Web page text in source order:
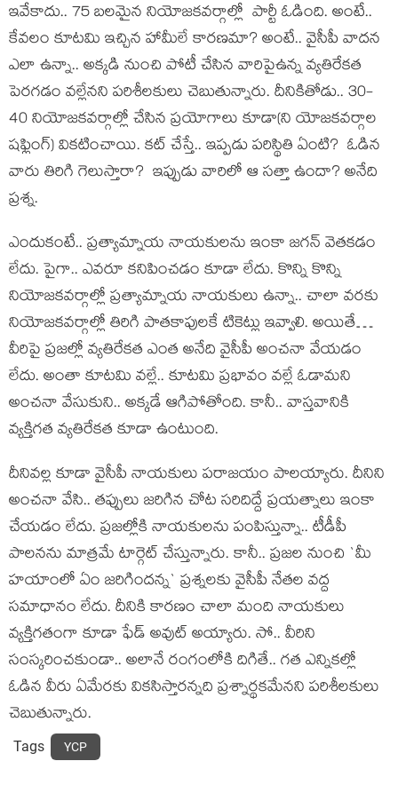
ఇవేకాదు.. 75 బ‌ల‌మైన నియోజ‌క‌వ‌ర్గాల్లో పార్టీ ఓడింది. అంటే..
కేవ‌లం కూట‌మి ఇచ్చిన హామీలే కార‌ణమా? అంటే.. వైసీపీ వాద‌న
ఎలా ఉన్నా.. అక్క‌డి నుంచి పోటీ చేసిన వారిపైఉన్న వ్య‌తిరేక‌త
పెర‌గ‌డం వ‌ల్లేన‌ని ప‌రిశీల‌కులు చెబుతున్నారు. దీనికితోడు.. 30-
40 నియోజ‌క‌వ‌ర్గాల్లో చేసిన ప్ర‌యోగాలు కూడా(ని యోజ‌క‌వ‌ర్గాల
ష‌ఫ్లింగ్‌) విక‌టించాయి. క‌ట్ చేస్తే.. ఇప్ప‌డు ప‌రిస్థితి ఏంటి? ఓడిన
వారు తిరిగి గెలుస్తారా? ఇప్పుడు వారిలో ఆ స‌త్తా ఉందా? అనేది
ప్ర‌శ్న.
ఎందుకంటే.. ప్ర‌త్యామ్నాయ నాయ‌కుల‌ను ఇంకా జ‌గ‌న్ వెత‌కడం
లేదు. పైగా.. ఎవ‌రూ క‌నిపించ‌డం కూడా లేదు. కొన్ని కొన్ని
నియోజ‌క‌వ‌ర్గాల్లో ప్ర‌త్యామ్నాయ నాయ‌కులు ఉన్నా.. చాలా వ‌ర‌కు
నియోజ‌క‌వ‌ర్గాల్లో తిరిగి పాత‌కాపుల‌కే టికెట్లు ఇవ్వాలి. అయితే…
వీరిపై ప్ర‌జ‌ల్లో వ్య‌తిరేక‌త ఎంత అనేది వైసీపీ అంచ‌నా వేయ‌డం
లేదు. అంతా కూట‌మి వ‌ల్లే.. కూట‌మి ప్ర‌భావం వ‌ల్లే ఓడామ‌ని
అంచ‌నా వేసుకుని.. అక్క‌డే ఆగిపోతోంది. కానీ.. వాస్త‌వానికి
వ్య‌క్తిగ‌త వ్య‌తిరేకత కూడా ఉంటుంది.
దీనివ‌ల్ల కూడా వైసీపీ నాయ‌కులు ప‌రాజ‌యం పాల‌య్యారు. దీనిని
అంచ‌నా వేసి.. త‌ప్పులు జ‌రిగిన చోట స‌రిదిద్దే ప్ర‌య‌త్నాలు ఇంకా
చేయ‌డం లేదు. ప్ర‌జ‌ల్లోకి నాయకుల‌ను పంపిస్తున్నా.. టీడీపీ
పాల‌న‌ను మాత్ర‌మే టార్గెట్ చేస్తున్నారు. కానీ.. ప్ర‌జల నుంచి `మీ
హ‌యాంలో ఏం జ‌రిగింద‌న్న‌` ప్ర‌శ్న‌ల‌కు వైసీపీ నేత‌ల వ‌ద్ద
స‌మాధానం లేదు. దీనికి కార‌ణం చాలా మంది నాయ‌కులు
వ్య‌క్తిగ‌తంగా కూడా ఫేడ్ అవుట్ అయ్యారు. సో.. వీరిని
సంస్క‌రించ‌కుండా.. అలానే రంగంలోకి దిగితే.. గ‌త ఎన్నిక‌ల్లో
ఓడిన వీరు ఏమేర‌కు విక‌సిస్తార‌న్న‌ది ప్ర‌శ్నార్థ‌క‌మేన‌ని ప‌రిశీల‌కులు
చెబుతున్నారు.
Tags YCP